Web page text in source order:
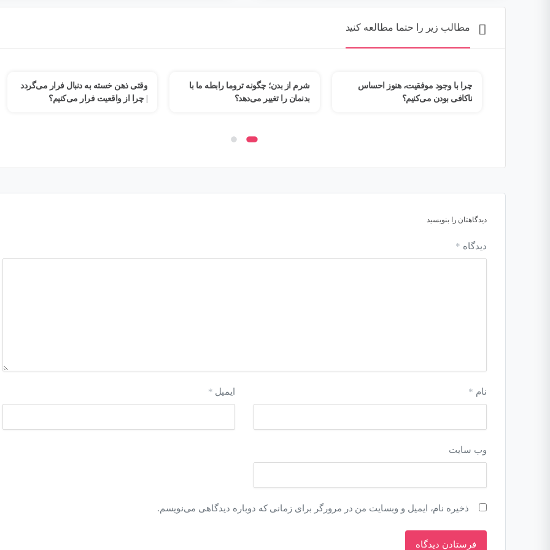
مطالب زیر را حتما مطالعه کنید
شرم از بدن؛ چگونه تروما رابطه ما با
بدنمان را تغییر می‌دهد؟
وقتی ذهن خسته به دنبال فرار می‌گردد
| چرا از واقعیت فرار می‌کنیم؟
فرسودگی روانی؛ جنگی که در خیابان
نیست، در ذهن ماست
دیدگاهتان را بنویسید
دیدگاه *
نام * ایمیل *
وب‌ سایت
ذخیره نام، ایمیل و وبسایت من در مرورگر برای زمانی که دوباره دیدگاهی می‌نویسم.